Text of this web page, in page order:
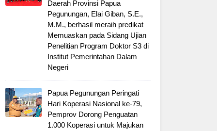
Daerah Provinsi Papua
Pegunungan, Elai Giban, S.E.,
M.M., berhasil meraih predikat
Memuaskan pada Sidang Ujian
Penelitian Program Doktor S3 di
Institut Pemerintahan Dalam
Negeri
Papua Pegunungan Peringati
Hari Koperasi Nasional ke-79,
Pemprov Dorong Penguatan
1.000 Koperasi untuk Majukan